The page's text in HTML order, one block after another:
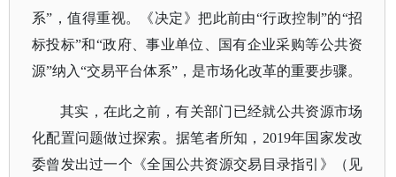
系”，值得重视。《决定》把此前由“行政控制”的“招
标投标”和“政府、事业单位、国有企业采购等公共资
源”纳入“交易平台体系”，是市场化改革的重要步骤。
其实，在此之前，有关部门已经就公共资源市场
化配置问题做过探索。据笔者所知， 2019年国家发改
委曾发出过一个《全国公共资源交易目录指引》（见